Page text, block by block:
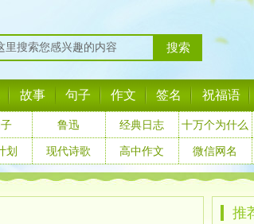
搜索
故事 句子 作文 签名 祝福语
鲁迅 经典日志 十万个为什么
划 现代诗歌 高中作文 微信网名
推